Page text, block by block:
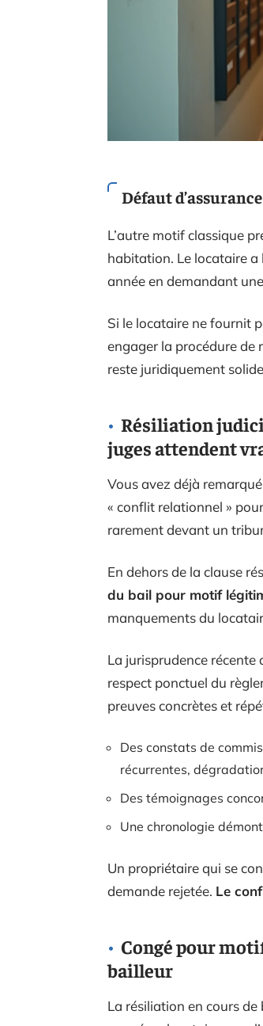
Défaut
L’autre motif classique
habitation. Le locataire a
année en demandant
Si le locataire ne fournit
engager la procédure de
reste juridiquement
Résiliation
juges attendent
Vous avez déjà
« conflit relationnel »
rarement devant un
En dehors de la clause
du bail pour motif
manquements du
La jurisprudence récente
respect ponctuel du
preuves concrètes et
Des constats de
récurrentes,
Des témoignages
Une chronologie
Un propriétaire qui se
demande rejetée. Le
Congé pour
bailleur
La résiliation en cours